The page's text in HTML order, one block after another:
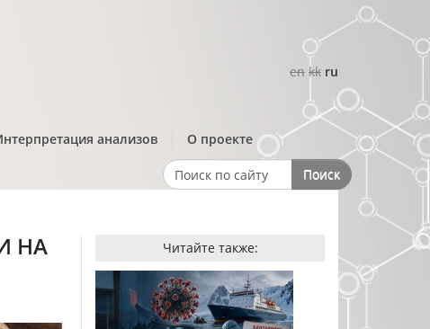
en kk ru
анализов О проекте
Search formПоиск
НА Читайте также: